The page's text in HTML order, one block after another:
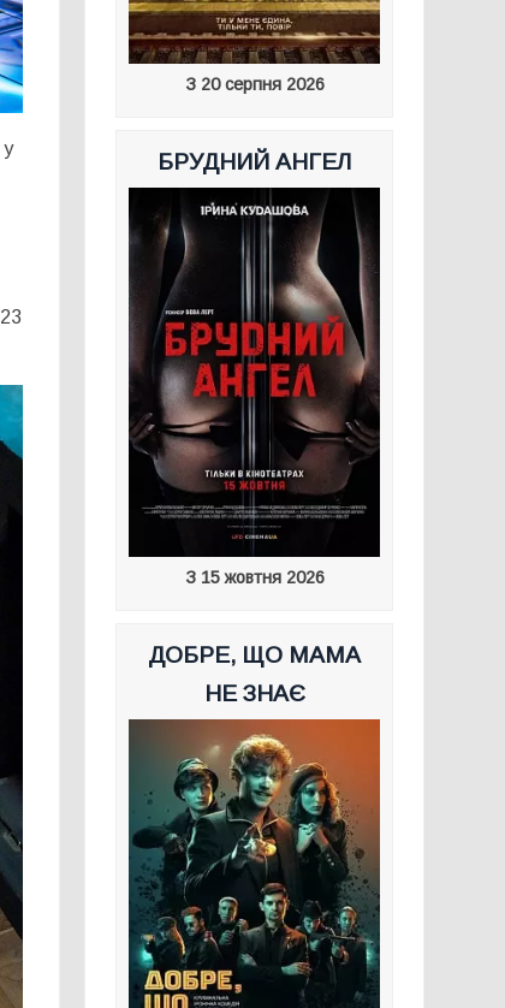
З 20 серпня 2026
БРУДНИЙ АНГЕЛ
З 15 жовтня 2026
ДОБРЕ, ЩО МАМА
НЕ ЗНАЄ